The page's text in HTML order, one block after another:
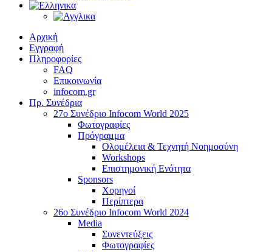
Αρχική
Εγγραφή
Πληροφορίες
FAQ
Επικοινωνία
infocom.gr
Πρ. Συνέδρια
27o Συνέδριο Infocom World 2025
Φωτογραφίες
Πρόγραμμα
Ολομέλεια & Τεχνητή Νοημοσύνη
Workshops
Επιστημονική Ενότητα
Sponsors
Χορηγοί
Περίπτερα
26o Συνέδριο Infocom World 2024
Media
Συνεντεύξεις
Φωτογραφίες